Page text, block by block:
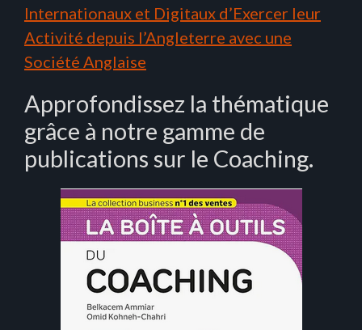
Internationaux et Digitaux d’Exercer leur
Activité depuis l’Angleterre avec une
Société Anglaise
Approfondissez la thématique
grâce à notre gamme de
publications sur le Coaching.